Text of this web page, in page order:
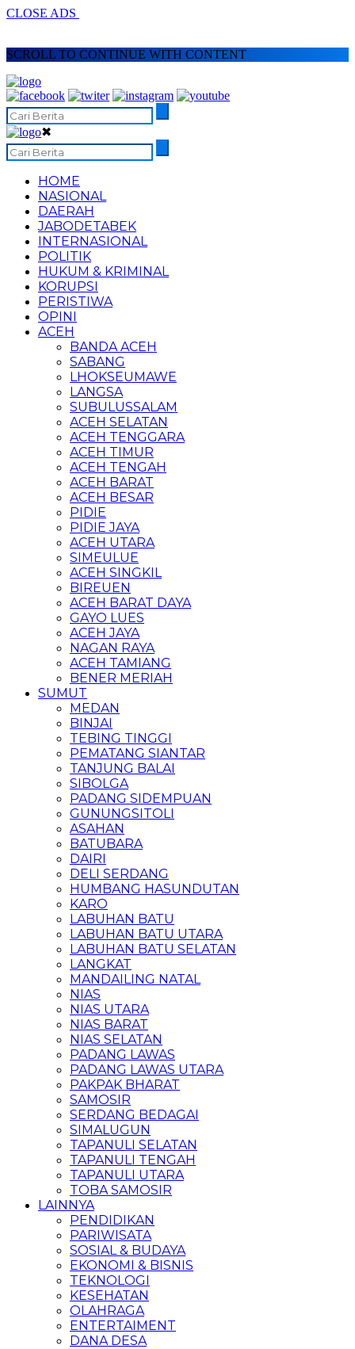
CLOSE ADS
SCROLL TO CONTINUE WITH CONTENT
✖
HOME
NASIONAL
DAERAH
JABODETABEK
INTERNASIONAL
POLITIK
HUKUM & KRIMINAL
KORUPSI
PERISTIWA
OPINI
ACEH
BANDA ACEH
SABANG
LHOKSEUMAWE
LANGSA
SUBULUSSALAM
ACEH SELATAN
ACEH TENGGARA
ACEH TIMUR
ACEH TENGAH
ACEH BARAT
ACEH BESAR
PIDIE
PIDIE JAYA
ACEH UTARA
SIMEULUE
ACEH SINGKIL
BIREUEN
ACEH BARAT DAYA
GAYO LUES
ACEH JAYA
NAGAN RAYA
ACEH TAMIANG
BENER MERIAH
SUMUT
MEDAN
BINJAI
TEBING TINGGI
PEMATANG SIANTAR
TANJUNG BALAI
SIBOLGA
PADANG SIDEMPUAN
GUNUNGSITOLI
ASAHAN
BATUBARA
DAIRI
DELI SERDANG
HUMBANG HASUNDUTAN
KARO
LABUHAN BATU
LABUHAN BATU UTARA
LABUHAN BATU SELATAN
LANGKAT
MANDAILING NATAL
NIAS
NIAS UTARA
NIAS BARAT
NIAS SELATAN
PADANG LAWAS
PADANG LAWAS UTARA
PAKPAK BHARAT
SAMOSIR
SERDANG BEDAGAI
SIMALUGUN
TAPANULI SELATAN
TAPANULI TENGAH
TAPANULI UTARA
TOBA SAMOSIR
LAINNYA
PENDIDIKAN
PARIWISATA
SOSIAL & BUDAYA
EKONOMI & BISNIS
TEKNOLOGI
KESEHATAN
OLAHRAGA
ENTERTAIMENT
DANA DESA